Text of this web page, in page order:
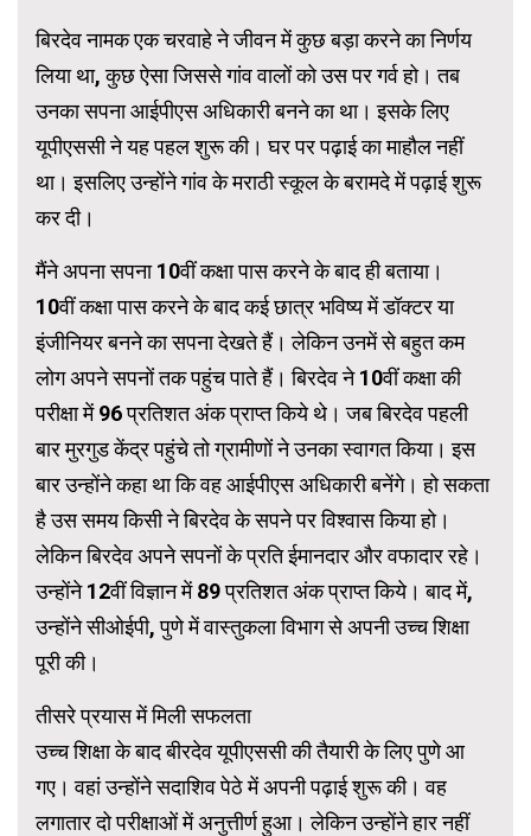
बिरदेव नामक एक चरवाहे ने जीवन में कुछ बड़ा करने का निर्णय
लिया था, कुछ ऐसा जिससे गांव वालों को उस पर गर्व हो। तब
उनका सपना आईपीएस अधिकारी बनने का था। इसके लिए
यूपीएससी ने यह पहल शुरू की। घर पर पढ़ाई का माहौल नहीं
था। इसलिए उन्होंने गांव के मराठी स्कूल के बरामदे में पढ़ाई शुरू
कर दी।
मैंने अपना सपना 10वीं कक्षा पास करने के बाद ही बताया।
10वीं कक्षा पास करने के बाद कई छात्र भविष्य में डॉक्टर या
इंजीनियर बनने का सपना देखते हैं। लेकिन उनमें से बहुत कम
लोग अपने सपनों तक पहुंच पाते हैं। बिरदेव ने 10वीं कक्षा की
परीक्षा में 96 प्रतिशत अंक प्राप्त किये थे। जब बिरदेव पहली
बार मुरगुड केंद्र पहुंचे तो ग्रामीणों ने उनका स्वागत किया। इस
बार उन्होंने कहा था कि वह आईपीएस अधिकारी बनेंगे। हो सकता
है उस समय किसी ने बिरदेव के सपने पर विश्वास किया हो।
लेकिन बिरदेव अपने सपनों के प्रति ईमानदार और वफादार रहे।
उन्होंने 12वीं विज्ञान में 89 प्रतिशत अंक प्राप्त किये। बाद में,
उन्होंने सीओईपी, पुणे में वास्तुकला विभाग से अपनी उच्च शिक्षा
पूरी की।
तीसरे प्रयास में मिली सफलता
उच्च शिक्षा के बाद बीरदेव यूपीएससी की तैयारी के लिए पुणे आ
गए। वहां उन्होंने सदाशिव पेठे में अपनी पढ़ाई शुरू की। वह
लगातार दो परीक्षाओं में अनुत्तीर्ण हुआ। लेकिन उन्होंने हार नहीं